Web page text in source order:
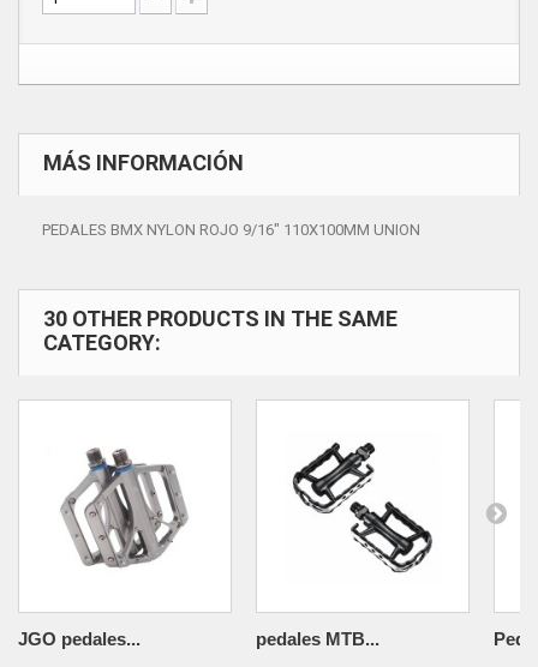
MÁS INFORMACIÓN
PEDALES BMX NYLON ROJO 9/16" 110X100MM UNION
30 OTHER PRODUCTS IN THE SAME
CATEGORY:
JGO pedales... pedales MTB...